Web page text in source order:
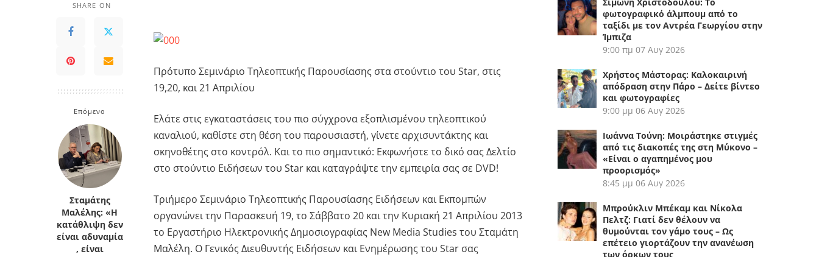
SHARE ON
Επόμενο
Σταμάτης
Μαλέλης: «Η
κατάθλιψη δεν
είναι αδυναμία
, είναι
Πρότυπο Σεμινάριο Τηλεοπτικής Παρουσίασης στα στούντιο του Star, στις
19,20, και 21 Απριλίου
Ελάτε στις εγκαταστάσεις του πιο σύγχρονα εξοπλισμένου τηλεοπτικού
καναλιού, καθίστε στη θέση του παρουσιαστή, γίνετε αρχισυντάκτης και
σκηνοθέτης στο κοντρόλ. Και το πιο σημαντικό: Εκφωνήστε το δικό σας Δελτίο
στο στούντιο Ειδήσεων του Star και καταγράψτε την εμπειρία σας σε DVD!
Τριήμερο Σεμινάριο Τηλεοπτικής Παρουσίασης Ειδήσεων και Εκπομπών
οργανώνει την Παρασκευή 19, το Σάββατο 20 και την Κυριακή 21 Απριλίου 2013
το Εργαστήριο Ηλεκτρονικής Δημοσιογραφίας New Media Studies του Σταμάτη
Μαλέλη. Ο Γενικός Διευθυντής Ειδήσεων και Ενημέρωσης του Star σας
Σιμώνη Χριστοδούλου: Το
φωτογραφικό άλμπουμ από το
ταξίδι με τον Αντρέα Γεωργίου στην
Ίμπιζα
9:00 πμ 07 Αυγ 2026
Χρήστος Μάστορας: Καλοκαιρινή
απόδραση στην Πάρο – Δείτε βίντεο
και φωτογραφίες
9:00 μμ 06 Αυγ 2026
Ιωάννα Τούνη: Μοιράστηκε στιγμές
από τις διακοπές της στη Μύκονο –
«Είναι ο αγαπημένος μου
προορισμός»
8:45 μμ 06 Αυγ 2026
Μπρούκλιν Μπέκαμ και Νίκολα
Πελτζ: Γιατί δεν θέλουν να
θυμούνται τον γάμο τους – Ως
επέτειο γιορτάζουν την ανανέωση
των όρκων τους